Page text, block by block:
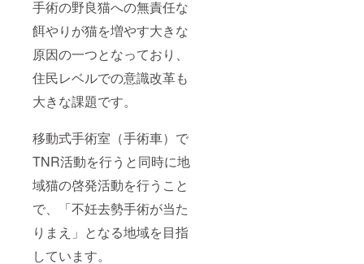
手術の野良猫への無責任な
餌やりが猫を増やす大きな
原因の一つとなっており、
住民レベルでの意識改革も
大きな課題です。
移動式手術室（手術車）で
TNR活動を行うと同時に地
域猫の啓発活動を行うこと
で、「不妊去勢手術が当た
りまえ」となる地域を目指
しています。